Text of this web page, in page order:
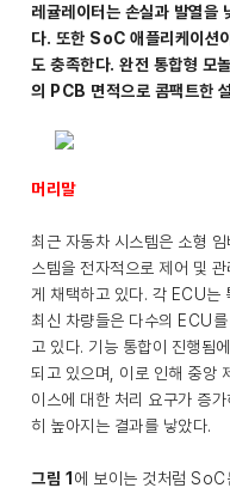
레귤레이터는 손실과 발열을
다. 또한 SoC 애플리케이션
도 충족한다. 완전 통합형 모
의 PCB 면적으로 콤팩트한
머리말
최근 자동차 시스템은 소형
스템을 전자적으로 제어 및
게 채택하고 있다. 각 ECU는
최신 차량들은 다수의 ECU
고 있다. 기능 통합이 진행됨
되고 있으며, 이로 인해 중앙
이스에 대한 처리 요구가 증
히 높아지는 결과를 낳았다.
그림 1 에 보이는 것처럼